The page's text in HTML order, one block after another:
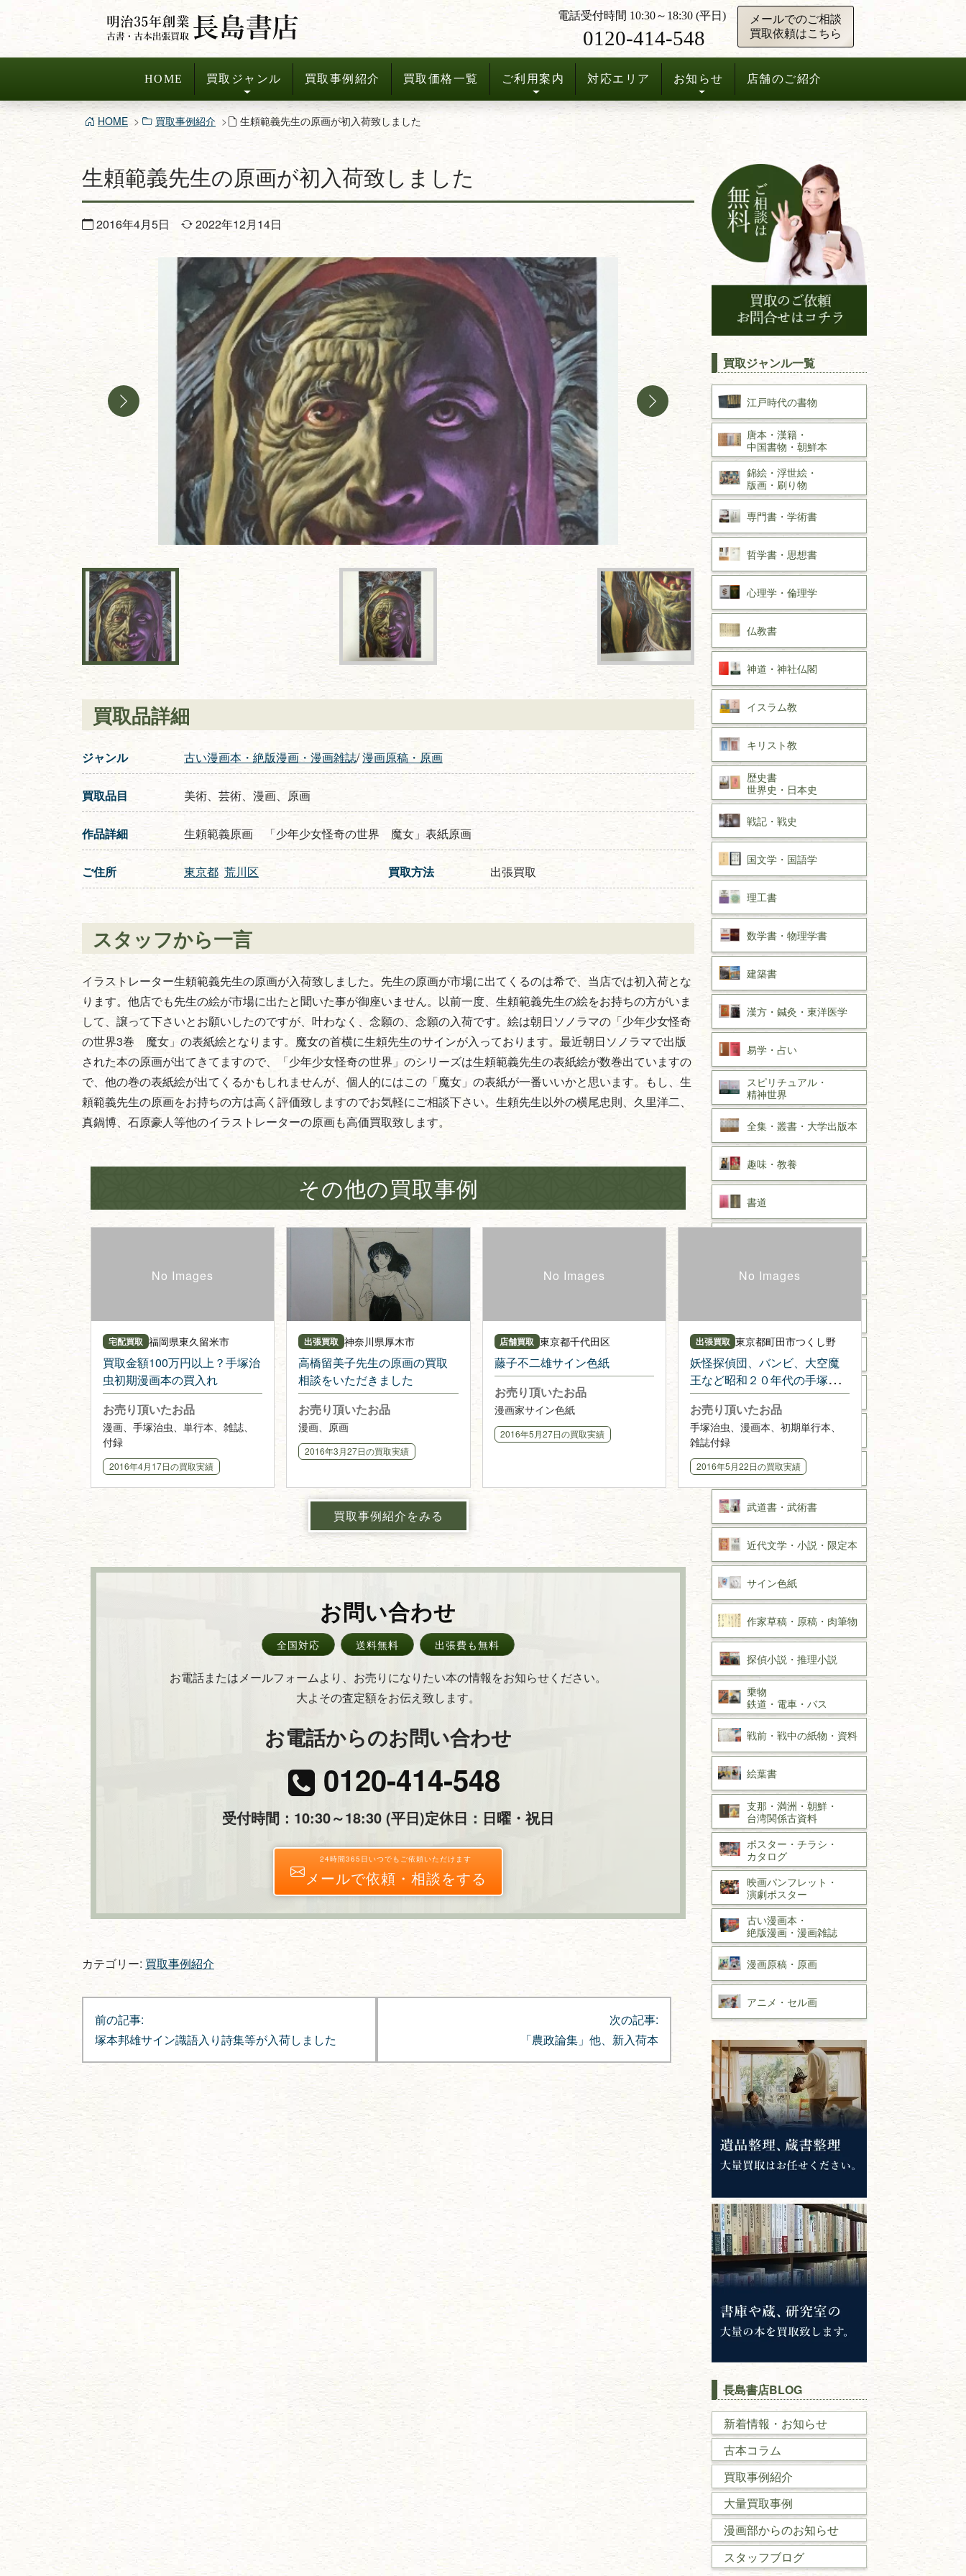
へ
HOME 買取ジャンル 買取事例紹介 買取価格一覧 ご利用案内 対応エリア お知らせ 店舗のご紹介
電話受付時間 10:30～18:30 (平日)
0120-414-548
メールでのご相談
買取依頼はこちら
HOME 買取事例紹介 生頼範義先生の原画が初入荷致しました
生頼範義先生の原画が初入荷致しました
2016年4月5日 2022年12月14日
買取品詳細
ジャンル 古い漫画本・絶版漫画・漫画雑誌/漫画原稿・原画
買取品目 美術、芸術、漫画、原画
作品詳細 生頼範義原画 「少年少女怪奇の世界 魔女」表紙原画
ご住所 東京都 荒川区 買取方法 出張買取
スタッフから一言
イラストレーター生頼範義先生の原画が入荷致しました。先生の原画が市場に出てくるのは希で、当店では初入荷とな
ります。他店でも先生の絵が市場に出たと聞いた事が御座いません。以前一度、生頼範義先生の絵をお持ちの方がいま
して、譲って下さいとお願いしたのですが、叶わなく、念願の、念願の入荷です。絵は朝日ソノラマの「少年少女怪奇
の世界3巻 魔女」の表紙絵となります。魔女の首横に生頼先生のサインが入っております。最近朝日ソノラマで出版
された本の原画が出てきてますので、「少年少女怪奇の世界」のシリーズは生頼範義先生の表紙絵が数巻出ていますの
で、他の巻の表紙絵が出てくるかもしれませんが、個人的にはこの「魔女」の表紙が一番いいかと思います。もし、生
頼範義先生の原画をお持ちの方は高く評価致しますのでお気軽にご相談下さい。生頼先生以外の横尾忠則、久里洋二、
真鍋博、石原豪人等他のイラストレーターの原画も高価買取致します。
その他の買取事例
宅配買取 福岡県東久留米市
買取金額100万円以上？手塚治
虫初期漫画本の買入れ
お売り頂いたお品
漫画、手塚治虫、単行本、雑誌、
付録
2016年4月17日の買取実績
出張買取 神奈川県厚木市
高橋留美子先生の原画の買取
相談をいただきました
お売り頂いたお品
漫画、原画
2016年3月27日の買取実績
店舗買取 東京都千代田区
藤子不二雄サイン色紙
お売り頂いたお品
漫画家サイン色紙
2016年5月27日の買取実績
出張買取 東京都町田市つくし野
妖怪探偵団、バンビ、大空魔
王など昭和２０年代の手塚治
虫漫画本の買い取り
お売り頂いたお品
手塚治虫、漫画本、初期単行本、
雑誌付録
2016年5月22日の買取実績
買取事例紹介をみる
お問い合わせ
全国対応 送料無料 出張費も無料
お電話またはメールフォームより、お売りになりたい本の情報をお知らせください。
大よその査定額をお伝え致します。
お電話からのお問い合わせ
0120-414-548
受付時間：10:30～18:30 (平日)定休日：日曜・祝日
24時間365日いつでもご依頼いただけます
メールで依頼・相談をする
カテゴリー: 買取事例紹介
投
稿
ナ
ゲ
ー
前の記事:
塚本邦雄サイン識語入り詩集等が入荷しました
次の記事:
「農政論集」他、新入荷本
買取ジャンル一覧
江戸時代の書物
唐本・漢籍・
中国書物・朝鮮本
錦絵・浮世絵・
版画・刷り物
専門書・ 学術書
哲学書・思想書
心理学・倫理学
仏教書
神道・神社仏閣
イスラム教
キリスト教
歴史書
世界史・ 日本史
戦記・戦史
国文学・ 国語学
理工書
数学書・ 物理学書
建築書
漢方・ 鍼灸・ 東洋医学
易学・ 占い
スピリチュアル・
精神世界
全集・ 叢書・ 大学出版本
趣味・ 教養
書道
篆刻・印譜
美術書・アート本・
デザイン本
カメラ・撮影術
版画・リトグラフ・
シルクスクリーン
刀剣・鎧・甲冑
武道書・ 武術書
近代文学・ 小説・限定本
サイン色紙
作家草稿・原稿・ 肉筆物
探偵小説・ 推理小説
乗物
鉄道・ 電車・ バス
戦前・戦中の紙物・資料
絵葉書
支那・満洲・朝鮮・
台湾関係古資料
ポスター・チラシ・
カタログ
映画パンフレット・
演劇ポスター
古い漫画本・
絶版漫画・漫画雑誌
漫画原稿・ 原画
アニメ・ セル画
長島書店BLOG
新着情報・お知らせ
古本コラム
買取事例紹介
大量買取事例
漫画部からのお知らせ
スタッフブログ